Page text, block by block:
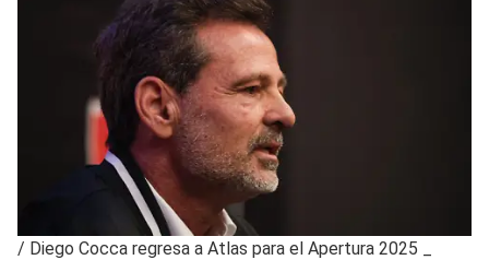
/ Diego Cocca regresa a Atlas para el Apertura 2025 _